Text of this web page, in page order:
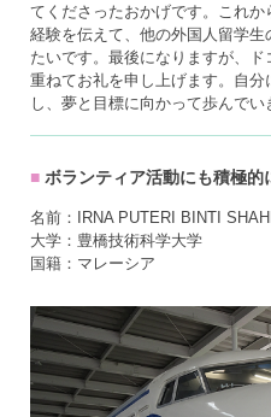
てくださったおかげです。これ
経験を伝えて、他の外国人留学
たいです。最後になりますが、
重ねてお礼を申し上げます。自
し、夢と目標に向かって歩んでい
ボランティア活動にも積極的
名前：IRNA PUTERI BINTI
大学：豊橋技術科学大学
国籍：マレーシア